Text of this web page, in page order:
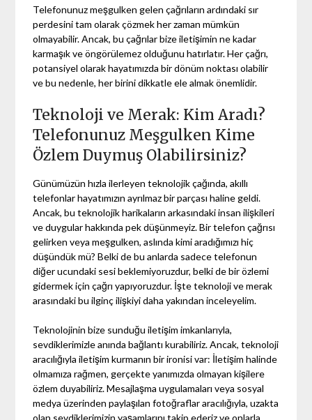
Telefonunuz meşgulken gelen çağrıların ardındaki sır
perdesini tam olarak çözmek her zaman mümkün
olmayabilir. Ancak, bu çağrılar bize iletişimin ne kadar
karmaşık ve öngörülemez olduğunu hatırlatır. Her çağrı,
potansiyel olarak hayatımızda bir dönüm noktası olabilir
ve bu nedenle, her birini dikkatle ele almak önemlidir.
Teknoloji ve Merak: Kim Aradı?
Telefonunuz Meşgulken Kime
Özlem Duymuş Olabilirsiniz?
Günümüzün hızla ilerleyen teknolojik çağında, akıllı
telefonlar hayatımızın ayrılmaz bir parçası haline geldi.
Ancak, bu teknolojik harikaların arkasındaki insan ilişkileri
ve duygular hakkında pek düşünmeyiz. Bir telefon çağrısı
gelirken veya meşgulken, aslında kimi aradığımızı hiç
düşündük mü? Belki de bu anlarda sadece telefonun
diğer ucundaki sesi beklemiyoruzdur, belki de bir özlemi
gidermek için çağrı yapıyoruzdur. İşte teknoloji ve merak
arasındaki bu ilginç ilişkiyi daha yakından inceleyelim.
Teknolojinin bize sunduğu iletişim imkanlarıyla,
sevdiklerimizle anında bağlantı kurabiliriz. Ancak, teknoloji
aracılığıyla iletişim kurmanın bir ironisi var: İletişim halinde
olmamıza rağmen, gerçekte yanımızda olmayan kişilere
özlem duyabiliriz. Mesajlaşma uygulamaları veya sosyal
medya üzerinden paylaşılan fotoğraflar aracılığıyla, uzakta
olan sevdiklerimizin yaşamlarını takip ederiz ve onlarla